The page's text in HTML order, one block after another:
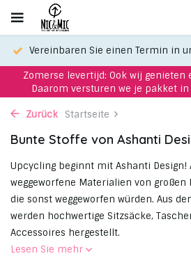
Vereinbaren Sie einen Termin in
Zomerse levertijd: Ook wij genieten
Daarom versturen we je pakket in
Zurück Startseite
Bunte Stoffe von Ashanti
Upcycling beginnt mit Ashanti Design!
weggeworfene Materialien von großen
die sonst weggeworfen würden. Aus
werden hochwertige Sitzsäcke,
Accessoires hergestellt.
Lesen Sie mehr